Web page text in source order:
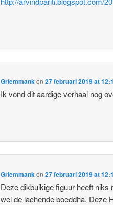
Griemmankon27 februari 2019 at
Ik vond dit aardige verhaal nog
Griemmankon27 februari 2019 at
Deze dikbuikige figuur heeft niks
wel de lachende boeddha. Deze